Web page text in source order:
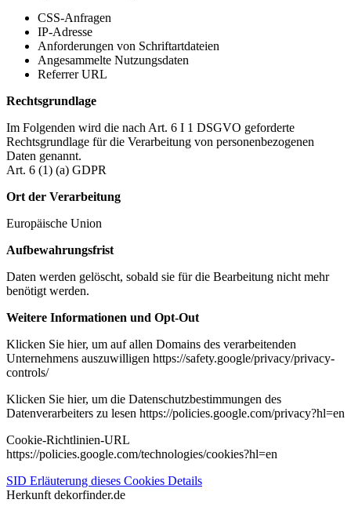
CSS-Anfragen
IP-Adresse
Anforderungen von Schriftartdateien
Angesammelte Nutzungsdaten
Referrer URL
Rechtsgrundlage
Im Folgenden wird die nach Art. 6 I 1 DSGVO geforderte
Rechtsgrundlage für die Verarbeitung von personenbezogenen
Daten genannt.
Art. 6 (1) (a) GDPR
Ort der Verarbeitung
Europäische Union
Aufbewahrungsfrist
Daten werden gelöscht, sobald sie für die Bearbeitung nicht mehr
benötigt werden.
Weitere Informationen und Opt-Out
Klicken Sie hier, um auf allen Domains des verarbeitenden
Unternehmens auszuwilligen https://safety.google/privacy/privacy-
controls/
Klicken Sie hier, um die Datenschutzbestimmungen des
Datenverarbeiters zu lesen https://policies.google.com/privacy?hl=en
Cookie-Richtlinien-URL
https://policies.google.com/technologies/cookies?hl=en
SID Erläuterung dieses Cookies Details
Herkunft dekorfinder.de